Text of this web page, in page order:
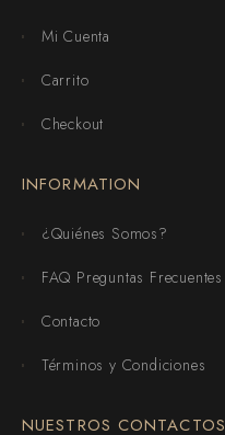
Mi Cuenta
Carrito
Checkout
INFORMATION
¿Quiénes Somos?
FAQ Preguntas Frecuentes
Contacto
Términos y Condiciones
NUESTROS CONTACTOS